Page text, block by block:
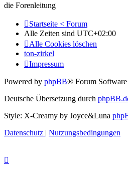
die Forenleitung
Startseite < Forum
Alle Zeiten sind UTC+02:00
Alle Cookies löschen
ton-zirkel
Impressum
Powered by phpBB® Forum
Deutsche Übersetzung durch
Style: X-Creamy by Joyce&Luna
Datenschutz | Nutzungsbedingungen